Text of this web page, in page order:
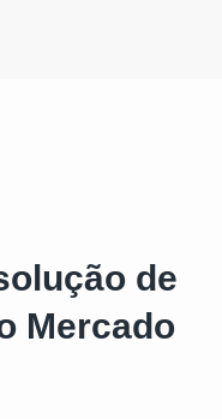
de
Mercado